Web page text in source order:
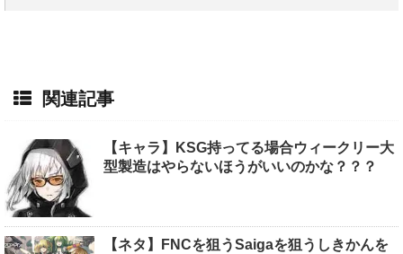
関連記事
【キャラ】KSG持ってる場合ウィークリー大
型製造はやらないほうがいいのかな？？？
【ネタ】FNCを狙うSaigaを狙うしきかんを